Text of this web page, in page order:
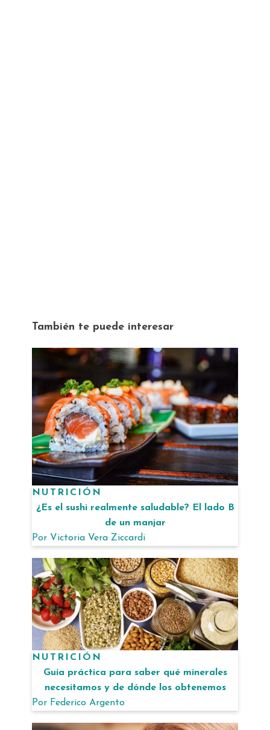
También te puede interesar
NUTRICIÓN
¿Es el sushi realmente saludable? El lado B
de un manjar
Por Victoria Vera Ziccardi
NUTRICIÓN
Guía práctica para saber qué minerales
necesitamos y de dónde los obtenemos
Por Federico Argento